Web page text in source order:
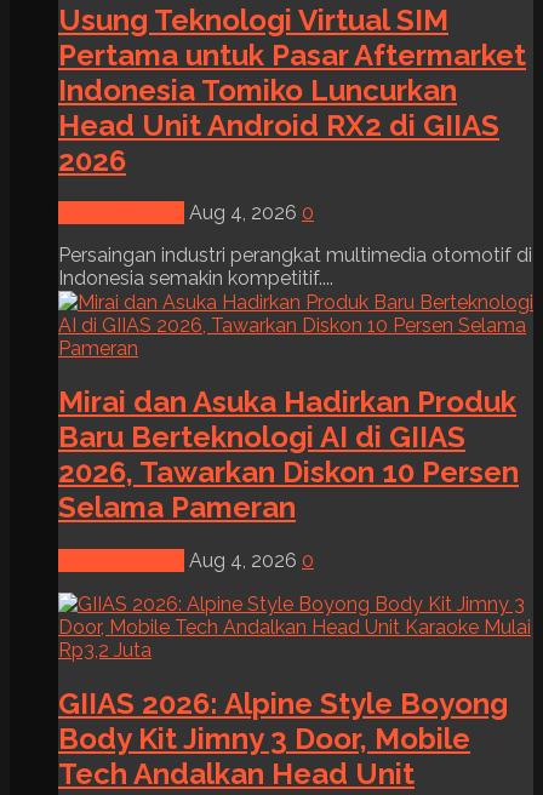
Usung Teknologi Virtual SIM
Pertama untuk Pasar Aftermarket
Indonesia Tomiko Luncurkan
Head Unit Android RX2 di GIIAS
2026
Aug 4, 2026 0
Persaingan industri perangkat multimedia otomotif di
Indonesia semakin kompetitif....
Mirai dan Asuka Hadirkan Produk
Baru Berteknologi AI di GIIAS
2026, Tawarkan Diskon 10 Persen
Selama Pameran
Aug 4, 2026 0
GIIAS 2026: Alpine Style Boyong
Body Kit Jimny 3 Door, Mobile
Tech Andalkan Head Unit